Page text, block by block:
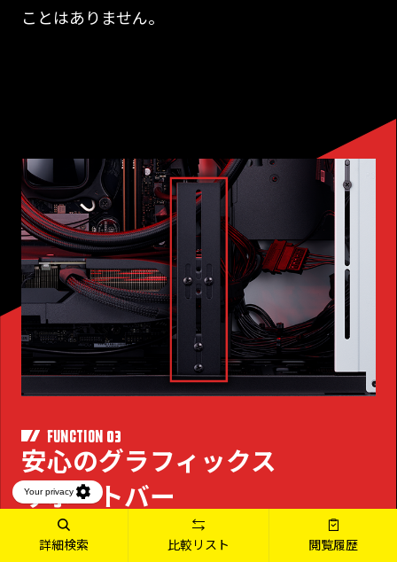
ことはありません。
FUNCTION 03
安心のグラフィックス
サポートバー
大型グラフィックスカード搭載時にはサポートバ
詳細検索 比較リスト 閲覧履歴